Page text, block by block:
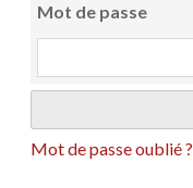
Mot de passe
Mot de passe oublié ?